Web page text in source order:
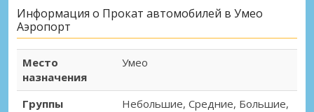
Информация о Прокат автомобилей в Умео
Аэропорт
Место
назначения
Умео
Группы
Небольшие, Средние, Большие,